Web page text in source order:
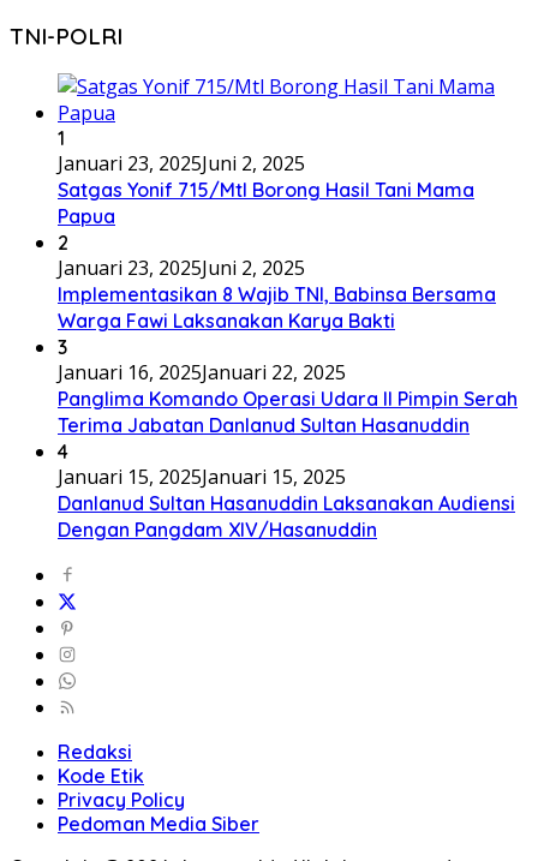
TNI-POLRI
1
Januari 23, 2025Juni 2, 2025
Satgas Yonif 715/Mtl Borong Hasil Tani Mama
Papua
2
Januari 23, 2025Juni 2, 2025
Implementasikan 8 Wajib TNI, Babinsa Bersama
Warga Fawi Laksanakan Karya Bakti
3
Januari 16, 2025Januari 22, 2025
Panglima Komando Operasi Udara II Pimpin Serah
Terima Jabatan Danlanud Sultan Hasanuddin
4
Januari 15, 2025Januari 15, 2025
Danlanud Sultan Hasanuddin Laksanakan Audiensi
Dengan Pangdam XIV/Hasanuddin
Redaksi
Kode Etik
Privacy Policy
Pedoman Media Siber